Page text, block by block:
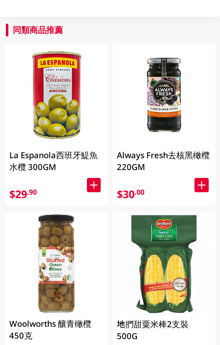
同類商品推薦
La Espanola西班牙鯷魚
水欖 300GM
$29.90
Woolworths 釀青橄欖
450克
Always Fresh去核黑橄欖
220GM
$30.00
地捫甜粟米棒2支裝
500G